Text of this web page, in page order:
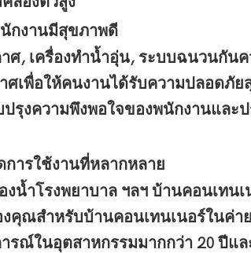
กงานมีสุขภาพดี
ศ, เครื่องทำน้ำอุ่น, ระบบฉนวนกัน
ศเพื่อให้คนงานได้รับความปลอดภั
รุงความพึงพอใจของพนักงานและ
ารใช้งานที่หลากหลาย
น้ำโรงพยาบาล ฯลฯ บ้านคอนเทนเ
งคุณสำหรับบ้านคอนเทนเนอร์ในค่า
รณ์ในอุตสาหกรรมมากกว่า 20 ปีแ